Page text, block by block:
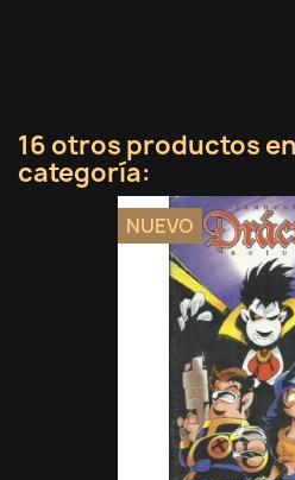
16 otros productos
categoría:
NUEVO